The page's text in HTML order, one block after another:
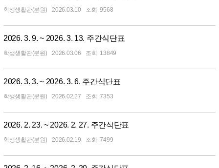
학생생활관(분원) 2026.03.10 9568
2026. 3. 9. ~ 2026. 3. 13. 주간식단표
학생생활관(분원) 2026.03.06 13849
2026. 3. 3. ~ 2026. 3. 6. 주간식단표
학생생활관(분원) 2026.02.27 7353
2026. 2. 23. ~ 2026. 2. 27. 주간식단표
학생생활관(분원) 2026.02.19 7499